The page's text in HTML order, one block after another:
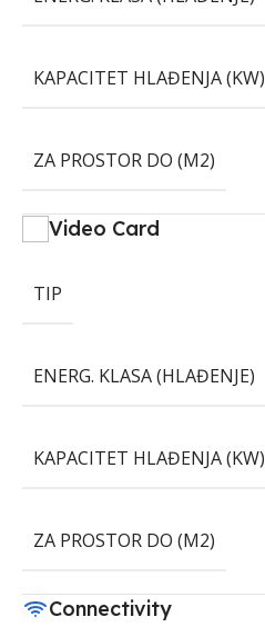
KAPACITET HLAĐENJA (KW)
ZA PROSTOR DO (M2)
Video Card
TIP
ENERG. KLASA (HLAĐENJE)
KAPACITET HLAĐENJA (KW)
ZA PROSTOR DO (M2)
Connectivity